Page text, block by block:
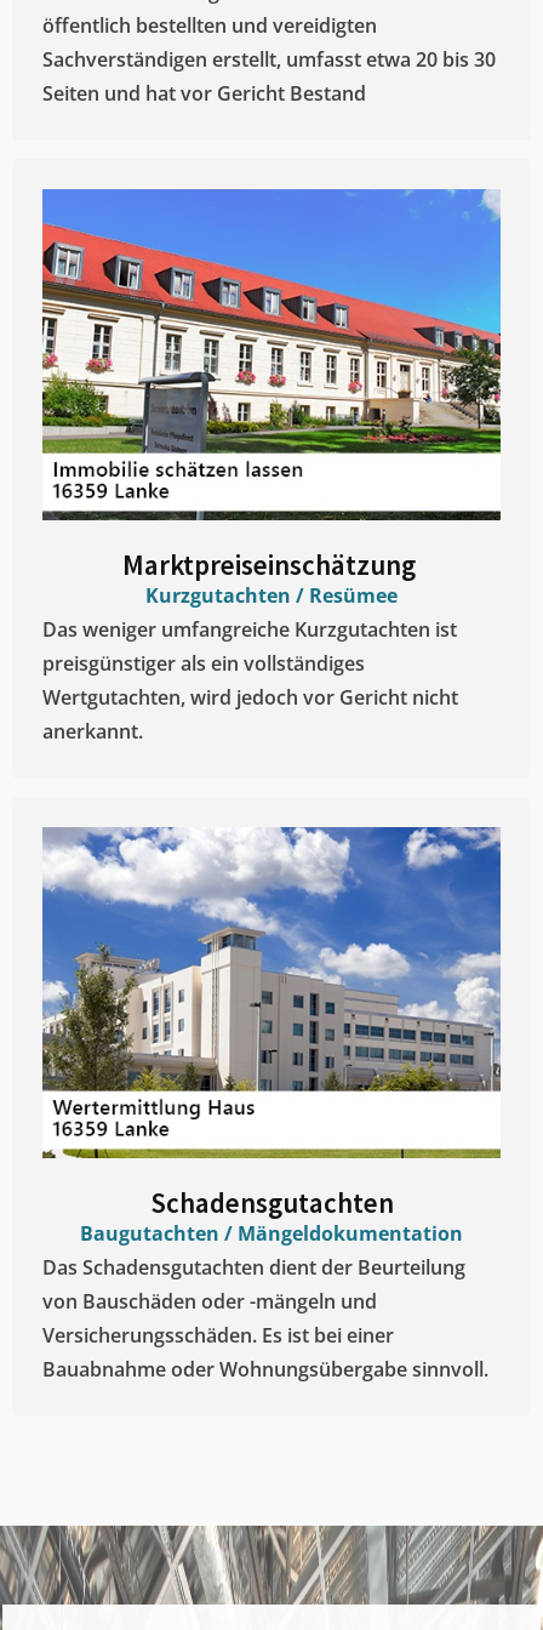
öffentlich bestellten und vereidigten
Sachverständigen erstellt, umfasst etwa 20 bis 30
Seiten und hat vor Gericht Bestand
Marktpreiseinschätzung ​
Kurzgutachten / Resümee
Das weniger umfangreiche Kurzgutachten ist
preisgünstiger als ein vollständiges
Wertgutachten, wird jedoch vor Gericht nicht
anerkannt.
Schadensgutachten
Baugutachten / Mängeldokumentation
Das Schadensgutachten dient der Beurteilung
von Bauschäden oder -mängeln und
Versicherungsschäden. Es ist bei einer
Bauabnahme oder Wohnungsübergabe sinnvoll.